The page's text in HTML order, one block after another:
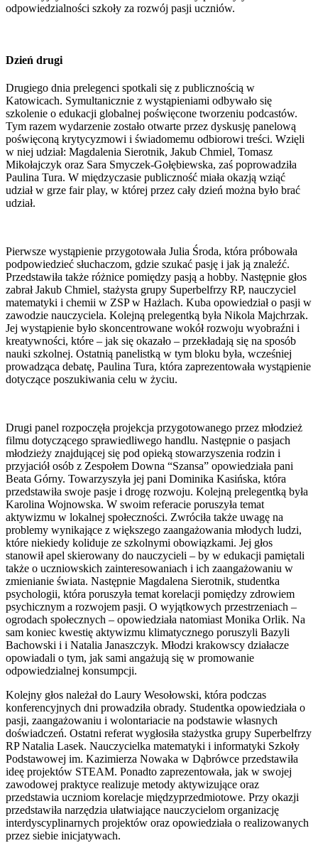
odpowiedzialności szkoły za rozwój pasji uczniów.
Dzień drugi
Drugiego dnia prelegenci spotkali się z publicznością w
Katowicach. Symultanicznie z wystąpieniami odbywało się
szkolenie o edukacji globalnej poświęcone tworzeniu podcastów.
Tym razem wydarzenie zostało otwarte przez dyskusję panelową
poświęconą krytycyzmowi i świadomemu odbiorowi treści. Wzięli
w niej udział: Magdalenia Sierotnik, Jakub Chmiel, Tomasz
Mikołajczyk oraz Sara Smyczek-Gołębiewska, zaś poprowadziła
Paulina Tura. W międzyczasie publiczność miała okazją wziąć
udział w grze fair play, w której przez cały dzień można było brać
udział.
Pierwsze wystąpienie przygotowała Julia Środa, która próbowała
podpowiedzieć słuchaczom, gdzie szukać pasję i jak ją znaleźć.
Przedstawiła także różnice pomiędzy pasją a hobby. Następnie głos
zabrał Jakub Chmiel, stażysta grupy Superbelfrzy RP, nauczyciel
matematyki i chemii w ZSP w Hażlach. Kuba opowiedział o pasji w
zawodzie nauczyciela. Kolejną prelegentką była Nikola Majchrzak.
Jej wystąpienie było skoncentrowane wokół rozwoju wyobraźni i
kreatywności, które – jak się okazało – przekładają się na sposób
nauki szkolnej. Ostatnią panelistką w tym bloku była, wcześniej
prowadząca debatę, Paulina Tura, która zaprezentowała wystąpienie
dotyczące poszukiwania celu w życiu.
Drugi panel rozpoczęła projekcja przygotowanego przez młodzież
filmu dotyczącego sprawiedliwego handlu. Następnie o pasjach
młodzieży znajdującej się pod opieką stowarzyszenia rodzin i
przyjaciół osób z Zespołem Downa “Szansa” opowiedziała pani
Beata Górny. Towarzyszyła jej pani Dominika Kasińska, która
przedstawiła swoje pasje i drogę rozwoju. Kolejną prelegentką była
Karolina Wojnowska. W swoim referacie poruszyła temat
aktywizmu w lokalnej społeczności. Zwróciła także uwagę na
problemy wynikające z większego zaangażowania młodych ludzi,
które niekiedy koliduje ze szkolnymi obowiązkami. Jej głos
stanowił apel skierowany do nauczycieli – by w edukacji pamiętali
także o uczniowskich zainteresowaniach i ich zaangażowaniu w
zmienianie świata. Następnie Magdalena Sierotnik, studentka
psychologii, która poruszyła temat korelacji pomiędzy zdrowiem
psychicznym a rozwojem pasji. O wyjątkowych przestrzeniach –
ogrodach społecznych – opowiedziała natomiast Monika Orlik. Na
sam koniec kwestię aktywizmu klimatycznego poruszyli Bazyli
Bachowski i i Natalia Janaszczyk. Młodzi krakowscy działacze
opowiadali o tym, jak sami angażują się w promowanie
odpowiedzialnej konsumpcji.
Kolejny głos należał do Laury Wesołowski, która podczas
konferencyjnych dni prowadziła obrady. Studentka opowiedziała o
pasji, zaangażowaniu i wolontariacie na podstawie własnych
doświadczeń. Ostatni referat wygłosiła stażystka grupy Superbelfrzy
RP Natalia Lasek. Nauczycielka matematyki i informatyki Szkoły
Podstawowej im. Kazimierza Nowaka w Dąbrówce przedstawiła
ideę projektów STEAM. Ponadto zaprezentowała, jak w swojej
zawodowej praktyce realizuje metody aktywizujące oraz
przedstawia uczniom korelacje międzyprzedmiotowe. Przy okazji
przedstawiła narzędzia ułatwiające nauczycielom organizację
interdyscyplinarnych projektów oraz opowiedziała o realizowanych
przez siebie inicjatywach.